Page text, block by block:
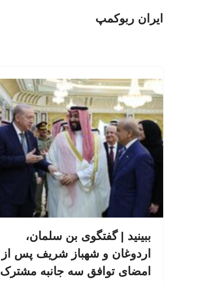
ایران ربوکمپ
ببینید | گفتگوی بن سلمان،
اردوغان و شهباز شریف پس از
امضای توافق سه جانبه مشترک